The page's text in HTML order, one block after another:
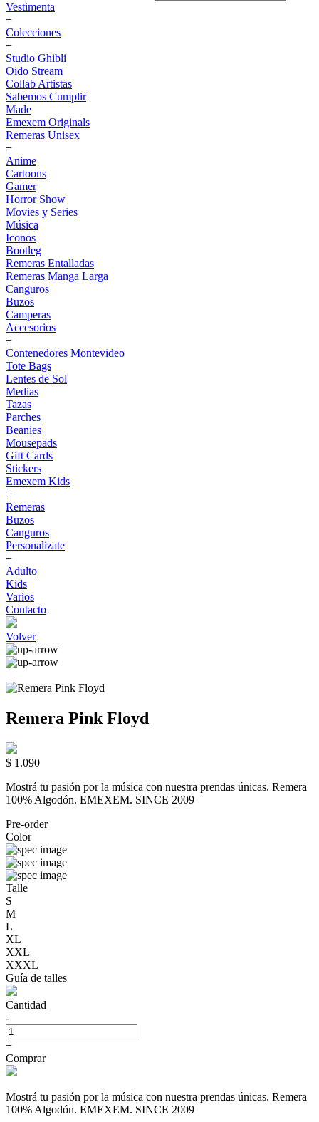
Vestimenta
+
Colecciones
+
Studio Ghibli
Oido Stream
Collab Artistas
Sabemos Cumplir
Made
Emexem Originals
Remeras Unisex
+
Anime
Cartoons
Gamer
Horror Show
Movies y Series
Música
Iconos
Bootleg
Remeras Entalladas
Remeras Manga Larga
Canguros
Buzos
Camperas
Accesorios
+
Contenedores Montevideo
Tote Bags
Lentes de Sol
Medias
Tazas
Parches
Beanies
Mousepads
Gift Cards
Stickers
Emexem Kids
+
Remeras
Buzos
Canguros
Personalizate
+
Adulto
Kids
Varios
Contacto
Volver
Remera Pink Floyd
$ 1.090
Mostrá tu pasión por la música con nuestra prendas únicas. Remera
100% Algodón. EMEXEM. SINCE 2009
Pre-order
Color
Talle
S
M
L
XL
XXL
XXXL
Guía de talles
Cantidad
-
+
Comprar
Mostrá tu pasión por la música con nuestra prendas únicas. Remera
100% Algodón. EMEXEM. SINCE 2009